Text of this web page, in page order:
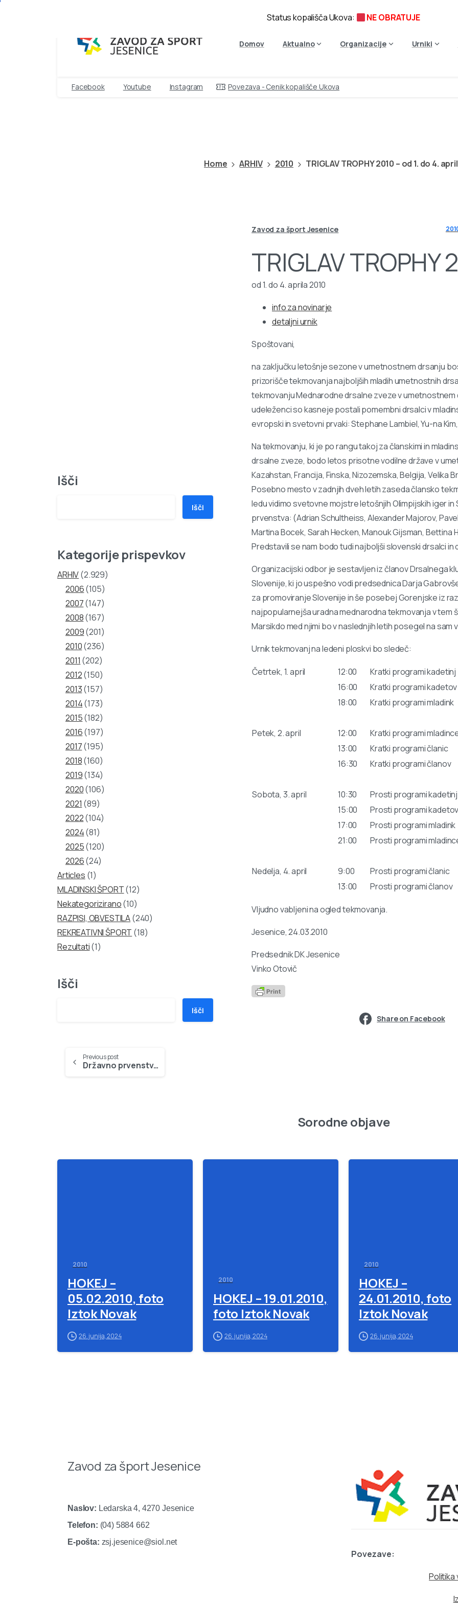
Domov Aktualno Organizacije Urniki
Facebook Youtube Instagram Povezava - Cenik kopališče Ukova
Home ARHIV 2010 TRIGLAV TROPHY 2010 – od 1. do 4.
Išči
Išči
Kategorije prispevkov
ARHIV(2.929)
2006(105)
2007(147)
2008(167)
2009(201)
2010(236)
2011 (202)
2012(150)
2013(157)
2014(173)
2015(182)
2016(197)
2017(195)
2018(160)
2019(134)
2020(106)
2021 (89)
2022(104)
2024(81)
2025(120)
2026(24)
Articles (1)
MLADINSKI ŠPORT(12)
Nekategorizirano(10)
RAZPISI, OBVESTILA(240)
REKREATIVNI ŠPORT (18)
Rezultati(1)
Išči
Išči
Zavod za šport Jesenice
TRIGLAV TROPHY
od 1. do 4. aprila 2010
info za novinarje
detaljni urnik
Spoštovani,
na zaključku letošnje sezone v umetnostnem drsanju
prizorišče tekmovanja najboljših mladih umetnostnih
tekmovanju Mednarodne drsalne zveze v umetnostnem
udeleženci so kasneje postali pomembni drsalci v
evropski in svetovni prvaki: Stephane Lambiel, Yu-na
Na tekmovanju, ki je po rangu takoj za članskimi in
drsalne zveze, bodo letos prisotne vodilne države v
Kazahstan, Francija, Finska, Nizozemska, Belgija, Velika
Posebno mesto v zadnjih dveh letih zaseda člansko
ledu vidimo svetovne mojstre letošnjih Olimpijskih iger
prvenstva: (Adrian Schultheiss, Alexander Majorov,
Martina Bocek, Sarah Hecken, Manouk Gijsman, Bettina
Predstavili se nam bodo tudi najboljši slovenski drsalci in
Organizacijski odbor je sestavljen iz članov Drsalnega
Slovenije, ki jo uspešno vodi predsednica Darja
za promoviranje Slovenije in še posebej Gorenjske iz
najpopularnejša uradna mednarodna tekmovanja v tem
Marsikdo med njimi bo v naslednjih letih posegel na
Urnik tekmovanj na ledeni ploskvi bo sledeč:
Četrtek, 1. april 12:00
Kratki programi kadetinj
16:00
Kratki programi kadetov
18:00
Kratki programi mladink
Petek, 2. april 12:00
Kratki programi
13:00
Kratki programi članic
16:30
Kratki programi članov
Sobota, 3. april 10:30
Prosti programi kadetinj
15:00
Prosti programi kadetov
17:00
Prosti programi mladink
21:00
Prosti programi
Nedelja, 4. april 9:00
Prosti programi članic
13:00
Prosti programi članov
Vljudno vabljeni na ogled tekmovanja.
Jesenice, 24.03.2010
Predsednik DK Jesenice
Vinko Otovič
Share on Facebook
Continue
Previous post
Državno prvenstvo v športnem ribolovu bo na Jesenicah – 27.03.2010
Sorodne objave
2010
HOKEJ –
05.02.2010, foto
Iztok Novak
26. junija, 2024
2010
HOKEJ – 19.01.2010,
foto Iztok Novak
26. junija, 2024
2010
HOKEJ –
24.01.2010, foto
Iztok Novak
26. junija, 2024
Zavod za šport Jesenice
Naslov: Ledarska 4, 4270 Jesenice
Telefon: (04) 5884 662
E-pošta: zsj.jesenice@siol.net
Povezave:
Status kopališča Ukova: NE OBRATUJE